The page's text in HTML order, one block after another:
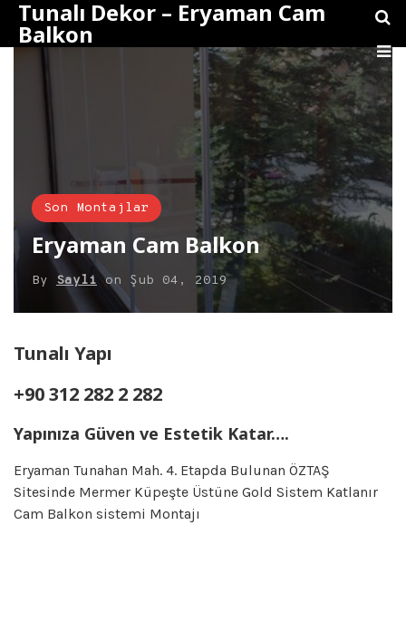
Tunalı Dekor – Eryaman Cam
Balkon
Son Montajlar
Eryaman Cam Balkon
By Sayli on Şub 04, 2019
Tunalı Yapı
+90 312 282 2 282
Yapınıza Güven ve Estetik Katar….
Eryaman Tunahan Mah. 4. Etapda Bulunan ÖZTAŞ
Sitesinde Mermer Küpeşte Üstüne Gold Sistem Katlanır
Cam Balkon sistemi Montajı